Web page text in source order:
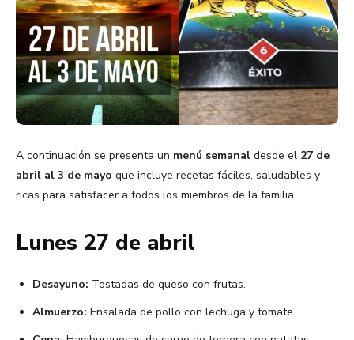
A continuación se presenta un menú semanal desde el 27 de
abril al 3 de mayo que incluye recetas fáciles, saludables y
ricas para satisfacer a todos los miembros de la familia.
Lunes 27 de abril
Desayuno: Tostadas de queso con frutas.
Almuerzo: Ensalada de pollo con lechuga y tomate.